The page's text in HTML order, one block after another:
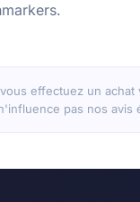
effectuez un
pas nos avis